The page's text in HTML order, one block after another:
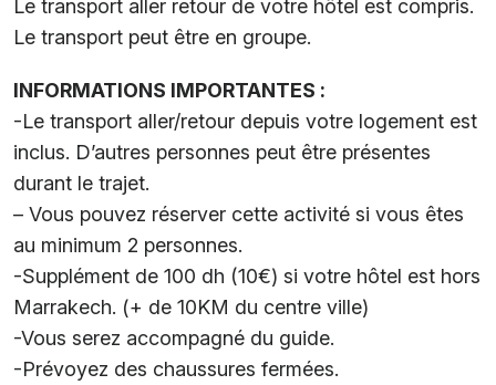
Le transport aller retour de votre hôtel est compris.
Le transport peut être en groupe.
INFORMATIONS IMPORTANTES :
-Le transport aller/retour depuis votre logement est
inclus. D’autres personnes peut être présentes
durant le trajet.
– Vous pouvez réserver cette activité si vous êtes
au minimum 2 personnes.
-Supplément de 100 dh (10€) si votre hôtel est hors
Marrakech. (+ de 10KM du centre ville)
-Vous serez accompagné du guide.
-Prévoyez des chaussures fermées.